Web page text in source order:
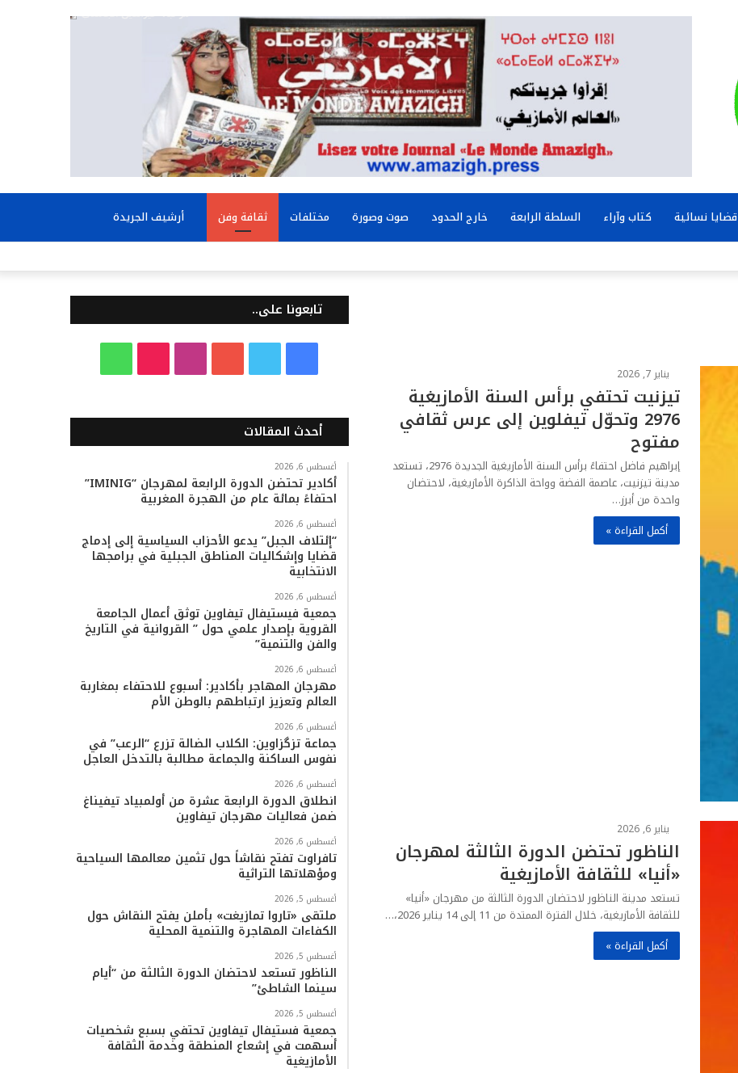
قضايا نسائية كتاب وآراء السلطة الرابعة خارج الحدود صوت وصورة مختلفات ثقافة وفن أرشيف الجريدة
عن
يناير 7, 2026
تيزنيت تحتفي برأس السنة الأمازيغية
2976 وتحوّل تيفلوين إلى عرس ثقافي
مفتوح
إبراهيم فاضل احتفاءً برأس السنة الأمازيغية الجديدة 2976، تستعد
مدينة تيزنيت، عاصمة الفضة وواحة الذاكرة الأمازيغية، لاحتضان
واحدة من أبرز…
أكمل القراءة »
يناير 6, 2026
الناظور تحتضن الدورة الثالثة لمهرجان
«أنيا» للثقافة الأمازيغية
تستعد مدينة الناظور لاحتضان الدورة الثالثة من مهرجان «أنيا»
للثقافة الأمازيغية، خلال الفترة الممتدة من 11 إلى 14 يناير 2026،…
أكمل القراءة »
تابعونا على..
س
ب
و
ك
ي
ت
ر
ت
ي
و
س
ت
ق
ا
k
T
o
ت
س
ا
أحدث المقالات
أغسطس 6, 2026
أكادير تحتضن الدورة الرابعة لمهرجان “IMINIG”
احتفاءً بمائة عام من الهجرة المغربية
أغسطس 6, 2026
“إئتلاف الجبل” يدعو الأحزاب السياسية إلى إدماج
قضايا وإشكاليات المناطق الجبلية في برامجها
الانتخابية
أغسطس 6, 2026
جمعية فيستيفال تيفاوين توثق أعمال الجامعة
القروية بإصدار علمي حول ” القروانية في التاريخ
والفن والتنمية”
أغسطس 6, 2026
مهرجان المهاجر بأكادير: أسبوع للاحتفاء بمغاربة
العالم وتعزيز ارتباطهم بالوطن الأم
أغسطس 6, 2026
جماعة تزگزاوين: الكلاب الضالة تزرع “الرعب” في
نفوس الساكنة والجماعة مطالبة بالتدخل العاجل
أغسطس 6, 2026
انطلاق الدورة الرابعة عشرة من أولمبياد تيفيناغ
ضمن فعاليات مهرجان تيفاوين
أغسطس 6, 2026
تافراوت تفتح نقاشاً حول تثمين معالمها السياحية
ومؤهلاتها التراثية
أغسطس 5, 2026
ملتقى «تاروا تمازيغت» بأملن يفتح النقاش حول
الكفاءات المهاجرة والتنمية المحلية
أغسطس 5, 2026
الناظور تستعد لاحتضان الدورة الثالثة من “أيام
سينما الشاطئ”
أغسطس 5, 2026
جمعية فستيفال تيفاوين تحتفي بسبع شخصيات
أسهمت في إشعاع المنطقة وخدمة الثقافة
الأمازيغية